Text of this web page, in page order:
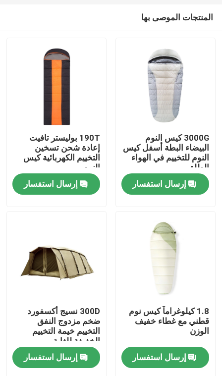
مسكن
منتجات
جولة في المعمل
مراقبة الجودة
اطلب اقتباس
الزي العسكري القتالي
المنتجات الموصى بها
3000G كيس النوم
البيضاء البطة أسفل كيس
النوم للتخييم في الهواء
الطلق
إرسال استفسار
190T بوليستر تافيت
إعادة شحن تسخين
التخييم الكهربائية كيس
النوم
إرسال استفسار
1.8 كيلوغراماً كيس نوم
قطني مع غطاء خفيف
الوزن
إرسال استفسار
300D نسيج أكسفورد
ضخم مزدوج النفق
التخييم خيمة التخييم
الخفيفة للغاية
إرسال استفسار